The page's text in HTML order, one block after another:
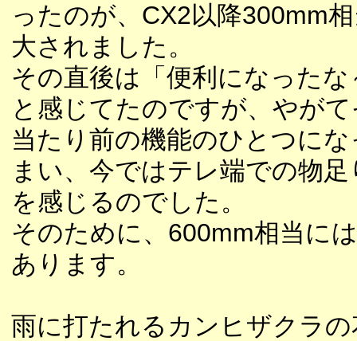
ったのが、CX2以降300mm
大されました。
その直後は「便利になったな
と感じてたのですが、やが
当たり前の機能のひとつに
まい、今ではテレ端での物
を感じるのでした。
そのために、600mm相当に
あります。
雨に打たれるカンヒザクラ